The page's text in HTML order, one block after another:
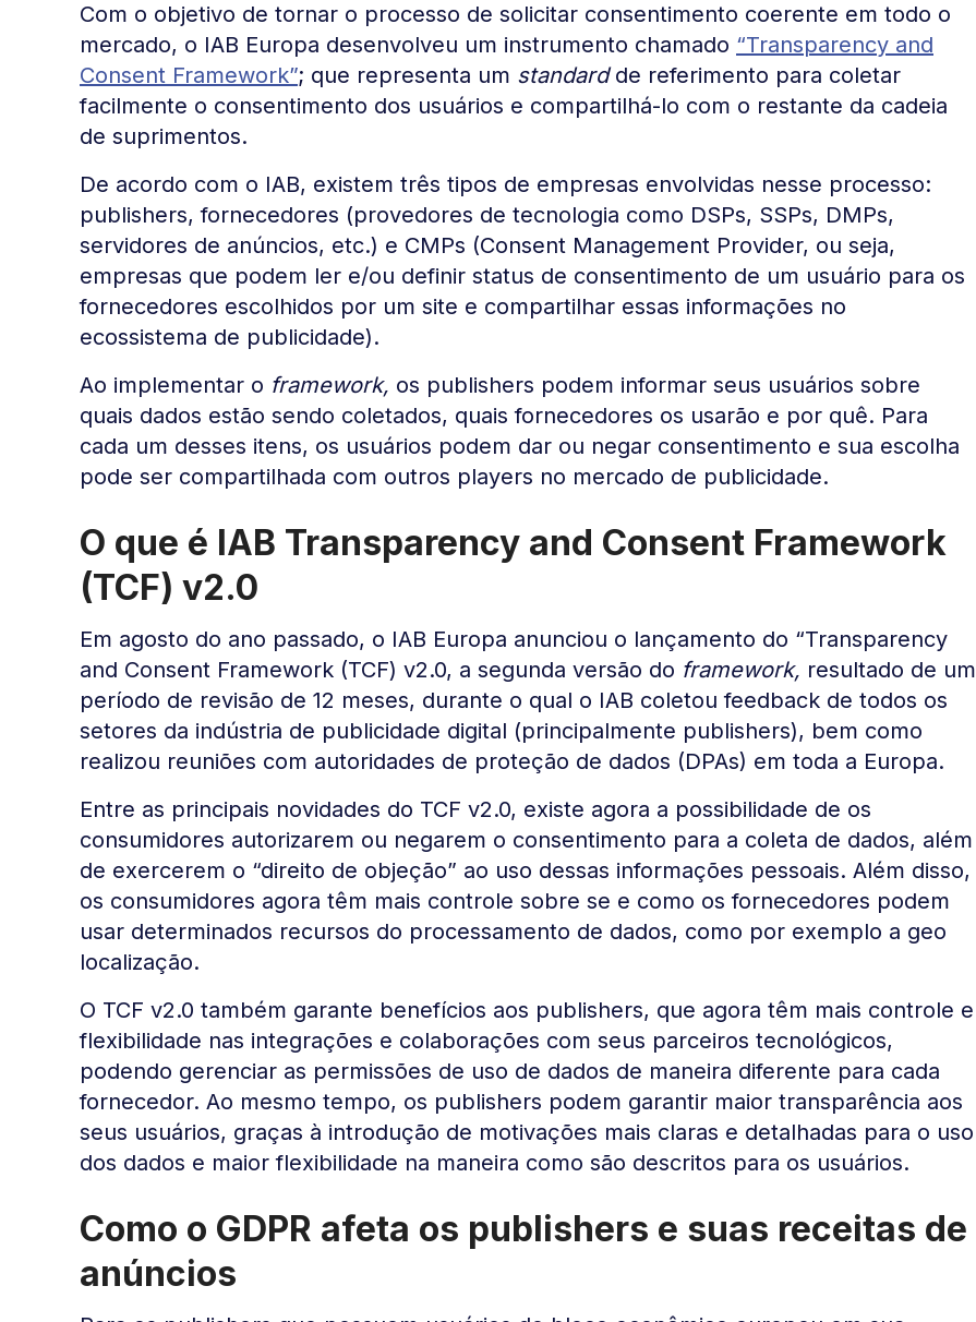
Com o objetivo de tornar o processo de solicitar consentimento coerente em todo o
mercado, o IAB Europa desenvolveu um instrumento chamado “Transparency and
Consent Framework”; que representa um standardde referimento para coletar
facilmente o consentimento dos usuários e compartilhá-lo com o restante da cadeia
de suprimentos.
De acordo com o IAB, existem três tipos de empresas envolvidas nesse processo:
publishers, fornecedores (provedores de tecnologia como DSPs, SSPs, DMPs,
servidores de anúncios, etc.) e CMPs (Consent Management Provider, ou seja,
empresas que podem ler e/ou definir status de consentimento de um usuário para os
fornecedores escolhidos por um site e compartilhar essas informações no
ecossistema de publicidade).
Ao implementar o framework, os publishers podem informar seus usuários sobre
quais dados estão sendo coletados, quais fornecedores os usarão e por quê. Para
cada um desses itens, os usuários podem dar ou negar consentimento e sua escolha
pode ser compartilhada com outros players no mercado de publicidade.
O que é IAB Transparency and Consent Framework
(TCF) v2.0
Em agosto do ano passado, o IAB Europa anunciou o lançamento do “Transparency
and Consent Framework (TCF) v2.0, a segunda versão do framework, resultado de um
período de revisão de 12 meses, durante o qual o IAB coletou feedback de todos os
setores da indústria de publicidade digital (principalmente publishers), bem como
realizou reuniões com autoridades de proteção de dados (DPAs) em toda a Europa.
Entre as principais novidades do TCF v2.0, existe agora a possibilidade de os
consumidores autorizarem ou negarem o consentimento para a coleta de dados, além
de exercerem o “direito de objeção” ao uso dessas informações pessoais. Além disso,
os consumidores agora têm mais controle sobre se e como os fornecedores podem
usar determinados recursos do processamento de dados, como por exemplo a geo
localização.
O TCF v2.0 também garante benefícios aos publishers, que agora têm mais controle e
flexibilidade nas integrações e colaborações com seus parceiros tecnológicos,
podendo gerenciar as permissões de uso de dados de maneira diferente para cada
fornecedor. Ao mesmo tempo, os publishers podem garantir maior transparência aos
seus usuários, graças à introdução de motivações mais claras e detalhadas para o uso
dos dados e maior flexibilidade na maneira como são descritos para os usuários.
Como o GDPR afeta os publishers e suas receitas de
anúncios